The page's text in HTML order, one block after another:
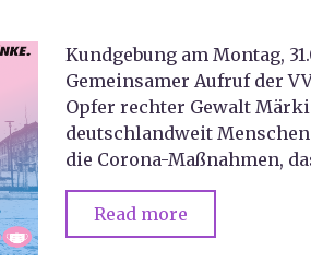
Kundgebung am Montag,
Gemeinsamer Aufruf der
Opfer rechter Gewalt
deutschlandweit
die Corona-Maßnahmen,
Read more